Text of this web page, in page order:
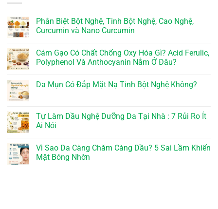
Phân Biệt Bột Nghệ, Tinh Bột Nghệ, Cao Nghệ,
Curcumin và Nano Curcumin
Cám Gạo Có Chất Chống Oxy Hóa Gì? Acid Ferulic,
Polyphenol Và Anthocyanin Nằm Ở Đâu?
Da Mụn Có Đắp Mặt Nạ Tinh Bột Nghệ Không?
Tự Làm Dầu Nghệ Dưỡng Da Tại Nhà : 7 Rủi Ro Ít
Ai Nói
Vì Sao Da Càng Chăm Càng Dầu? 5 Sai Lầm Khiến
Mặt Bóng Nhờn